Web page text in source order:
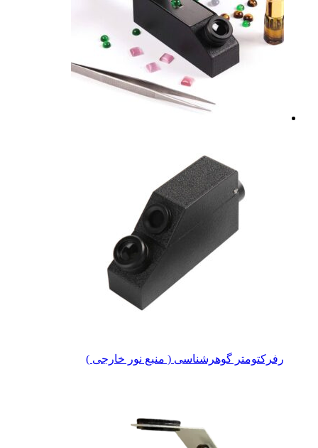
رفرکتومتر گوهرشناسی ( منبع نور خارجی )